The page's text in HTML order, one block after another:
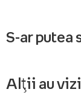
S-ar putea
Alții au